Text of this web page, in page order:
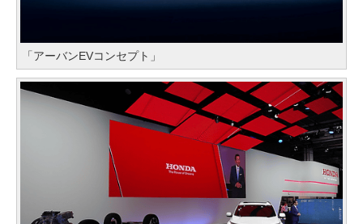
「アーバンEVコンセプト」